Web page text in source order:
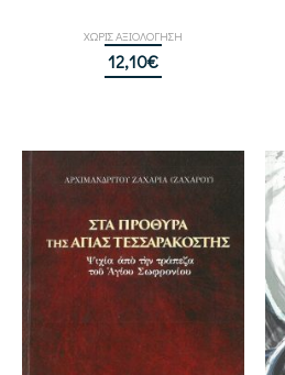
ΧΩΡΙΣ ΑΞΙΟΛΟΓΗΣΗ
12,10€